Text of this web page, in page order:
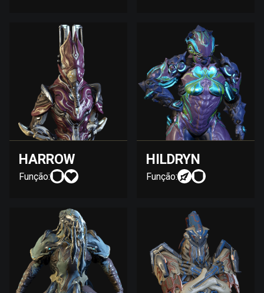
HARROW
Função:
HILDRYN
Função: